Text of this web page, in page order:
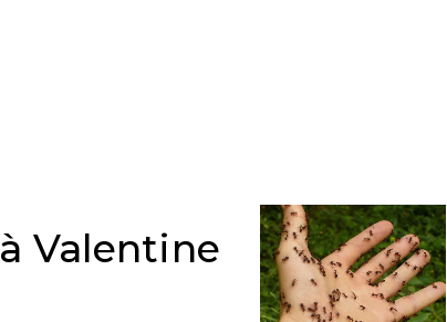
à Valentine